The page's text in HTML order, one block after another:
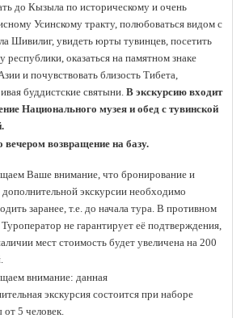
до Кызыла по историческому и очень
Усинскому тракту, полюбоваться видом с
Шивилиг, увидеть юрты тувинцев, посетить
республики, оказаться на памятном знаке
и почувствовать близость Тибета,
буддистские святыни. В экскурсию входит
Национального музея и обед с тувинской
вечером возвращение на базу.
Ваше внимание, что бронирование и
дополнительной экскурсии необходимо
заранее, т.е. до начала тура. В противном
Туроператор не гарантирует её подтверждения,
мест стоимость будет увеличена на 200
внимание: данная
экскурсия состоится при наборе
от 5 человек.